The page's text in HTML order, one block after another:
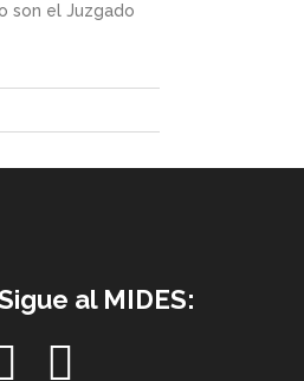
son el Juzgado
al MIDES: